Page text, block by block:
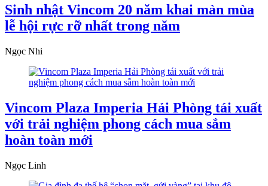
Sinh nhật Vincom 20 năm khai màn mùa
lễ hội rực rỡ nhất trong năm
Ngọc Nhi
Vincom Plaza Imperia Hải Phòng tái xuất
với trải nghiệm phong cách mua sắm
hoàn toàn mới
Ngọc Linh